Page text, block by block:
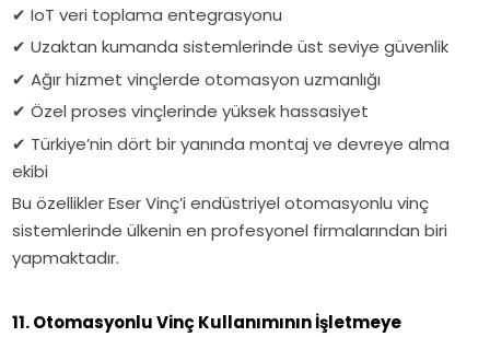
✔ IoT veri toplama entegrasyonu
✔ Uzaktan kumanda sistemlerinde üst seviye güvenlik
✔ Ağır hizmet vinçlerde otomasyon uzmanlığı
✔ Özel proses vinçlerinde yüksek hassasiyet
✔ Türkiye’nin dört bir yanında montaj ve devreye alma
ekibi
Bu özellikler Eser Vinç’i endüstriyel otomasyonlu vinç
sistemlerinde ülkenin en profesyonel firmalarından biri
yapmaktadır.
11. Otomasyonlu Vinç Kullanımının İşletmeye